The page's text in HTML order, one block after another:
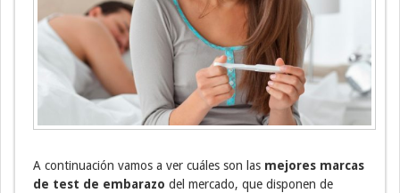
A continuación vamos a ver cuáles son las mejores marcas
de test de embarazo del mercado, que disponen de